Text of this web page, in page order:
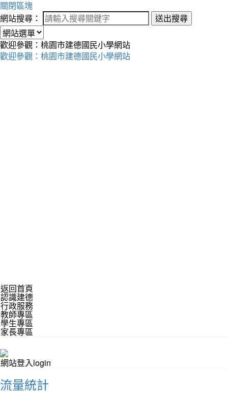
關閉區塊
網站搜尋：
送出搜尋
歡迎參觀：桃園市建德國民小學網站
歡迎參觀：桃園市建德國民小學網站
返回首頁
認識建德
行政服務
教師專區
學生專區
家長專區
網站登入login
流量統計